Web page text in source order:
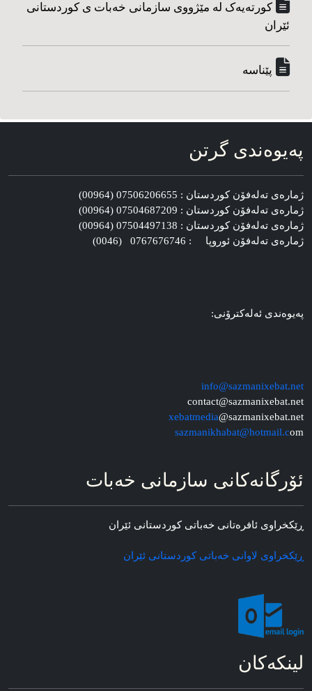
کورته‌یه‌ک له مێژووی سازمانی خه‌بات ی کوردستانی
ئێران
پێناسه‌
په‌یوه‌ندی گرتن
ژماره‌ی ته‌له‌فۆن کوردستان : 07506206655 (00964)
ژماره‌ی ته‌له‌فۆن کوردستان : 07504687209 (00964)
ژماره‌ی ته‌له‌فۆن کوردستان : 07504497138 (00964)
ژماره‌ی ته‌له‌فۆن ئوروپا : 0767676746 (0046)
په‌یوه‌ندی ئه‌له‌کترۆنی:
info@sazmanixebat.net
contact@sazmanixebat.net
xebatmedia@sazmanixebat.net
sazmanikhabat@hotmail.com
ئۆرگانه‌کانی سازمانی خه‌بات
ڕێکخراوی ئافره‌تانی خه‌باتی کوردستانی ئێران
ڕێکخراوی لاوانی خه‌باتی کوردستانی ئێران
لینکه‌کان